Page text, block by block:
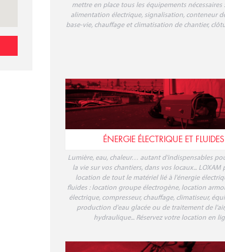
mettre en place tous les équipements nécessaires
alimentation électrique, signalisation, conteneur
base-vie, chauffage et climatisation de chantier,
ÉNERGIE ÉLECTRIQUE ET FLUIDES
Lumière, eau, chaleur… autant d'indispensables
la vie sur vos chantiers, dans vos locaux... LOXAM
location de tout le matériel lié à l'énergie
fluides : location groupe électrogène, location
électrique, compresseur, chauffage, climatiseur,
production d'eau glacée ou de traitement de
hydraulique... Réservez votre location en